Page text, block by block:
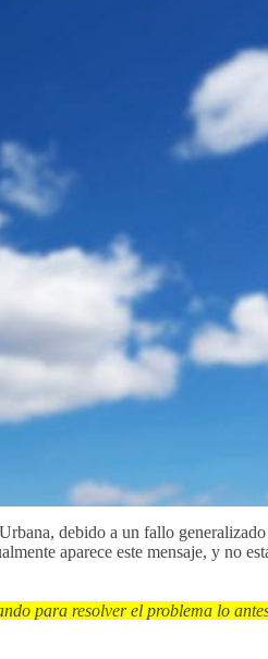
debido a un fallo generalizado
aparece este mensaje, y no
para resolver el problema lo